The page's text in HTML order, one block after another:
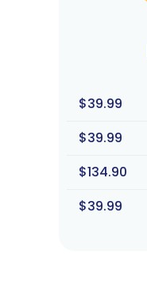
$39.99
$39.99
$134.90
$39.99